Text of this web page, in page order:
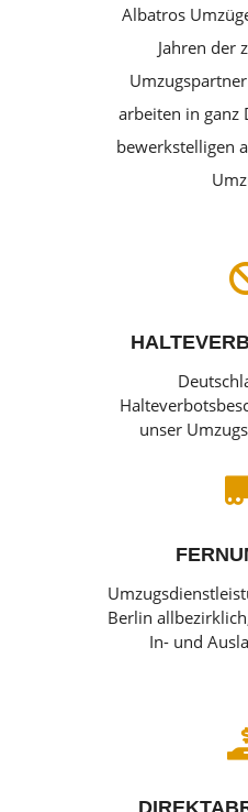
Albatros
Jahren der
arbeiten in ganz
bewerkstelligen
unser
Berlin
In- und